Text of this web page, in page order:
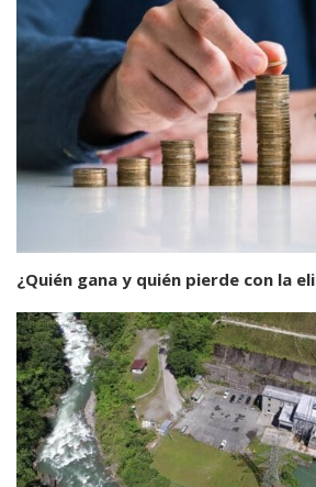
¿Quién gana y quién pierde con la